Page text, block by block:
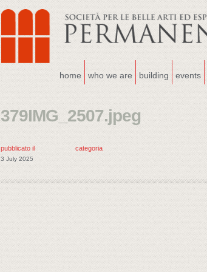
home who we are building events
379IMG_2507.jpeg
pubblicato il
3 July 2025
categoria